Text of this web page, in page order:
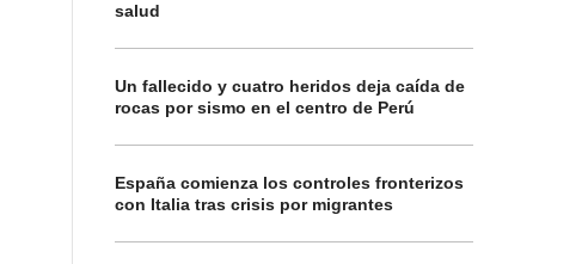
salud
Un fallecido y cuatro heridos deja caída de
rocas por sismo en el centro de Perú
España comienza los controles fronterizos
con Italia tras crisis por migrantes